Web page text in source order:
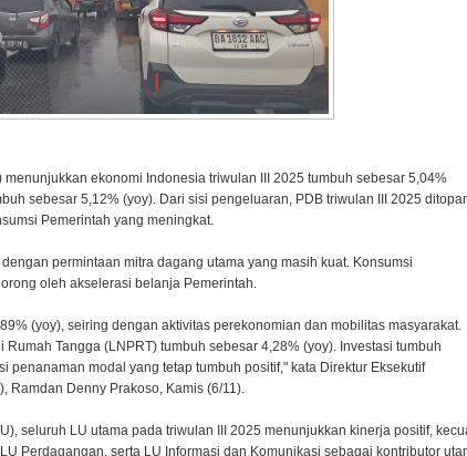
menunjukkan ekonomi Indonesia triwulan III 2025 tumbuh sebesar 5,04%
sebesar 5,12% (yoy). Dari sisi pengeluaran, PDB triwulan III 2025
Pemerintah yang meningkat.
permintaan mitra dagang utama yang masih kuat. Konsumsi
oleh akselerasi belanja Pemerintah.
(yoy), seiring dengan aktivitas perekonomian dan mobilitas masyarakat.
Tangga (LNPRT) tumbuh sebesar 4,28% (yoy). Investasi tumbuh
penanaman modal yang tetap tumbuh positif," kata Direktur Eksekutif
Ramdan Denny Prakoso, Kamis (6/11).
seluruh LU utama pada triwulan III 2025 menunjukkan kinerja positif,
Perdagangan, serta LU Informasi dan Komunikasi sebagai kontributor